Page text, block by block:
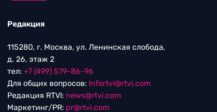
Редакция
115280, г. Москва, ул. Ленинская слобода,
д. 26, этаж 2
тел: +7 (499) 579-86-96
Для общих вопросов: Infortvi@rtvi.com
Редакция RTVI: news@rtvi.com
Маркетинг/PR: pr@rtvi.com